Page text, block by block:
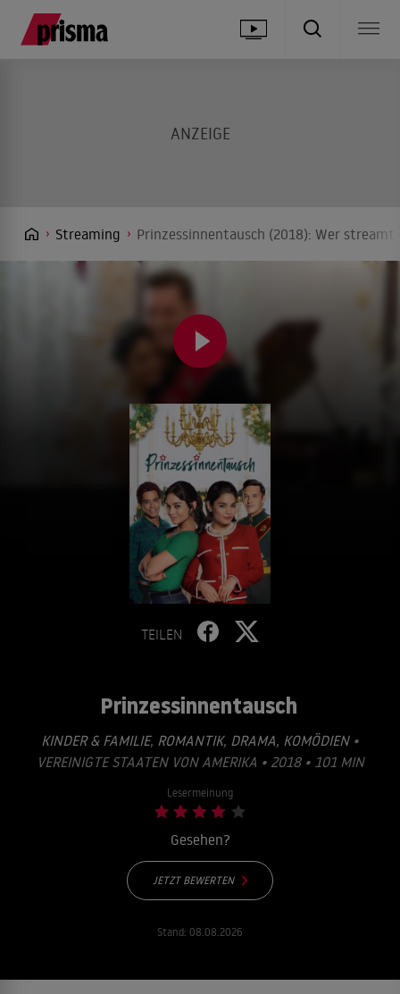
Streaming Prinzessinnentausch (2018): Wer streamt
TEILEN
Prinzessinnentausch
KINDER & FAMILIE, ROMANTIK, DRAMA, KOMÖDIEN•
VEREINIGTE STAATEN VON AMERIKA • 2018 • 101 MIN
Lesermeinung
Gesehen?
JETZT BEWERTEN
Stand: 08.08.2026